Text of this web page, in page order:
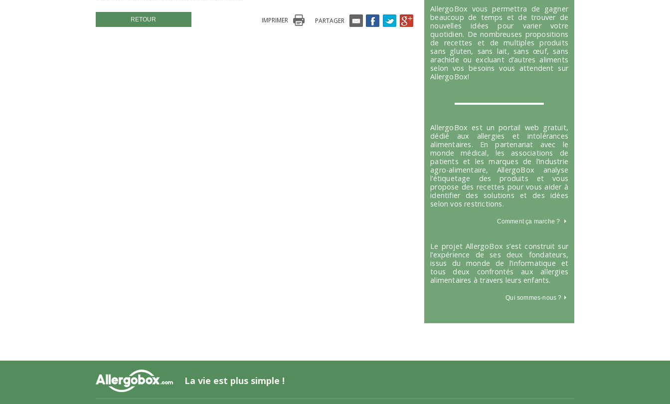
AllergoBox vous permettra de gagner
beaucoup de temps et de trouver de
nouvelles idées pour varier votre
quotidien. De nombreuses propositions
de recettes et de multiples produits
sans gluten, sans lait, sans œuf, sans
arachide ou excluant d’autres aliments
selon vos besoins vous attendent sur
AllergoBox!
AllergoBox est un portail web gratuit,
dédié aux allergies et intolérances
alimentaires. En partenariat avec le
monde médical, les associations de
patients et les marques de l’industrie
agro-alimentaire, AllergoBox analyse
l’étiquetage des produits et vous
propose des recettes pour vous aider à
identifier des solutions et des idées
selon vos restrictions.
Comment ça marche ?
Le projet AllergoBox s’est construit sur
l’expérience de ses deux fondateurs,
issus du monde de l’informatique et
tous deux confrontés aux allergies
alimentaires à travers leurs enfants.
Qui sommes-nous ?
RETOUR PARTAGER
IMPRIMER
La vie est plus simple !